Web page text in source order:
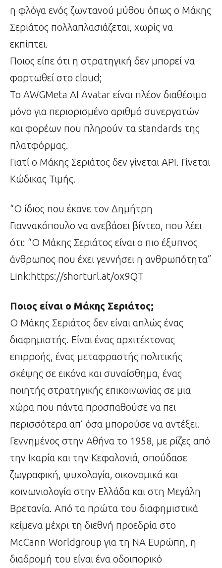
η φλόγα ενός ζωντανού μύθου όπως ο Μάκης
Σεριάτος πολλαπλασιάζεται, χωρίς να
εκπίπτει.
Ποιος είπε ότι η στρατηγική δεν μπορεί να
φορτωθεί στο cloud;
Το AWGMeta AI Avatar είναι πλέον διαθέσιμο
μόνο για περιορισμένο αριθμό συνεργατών
και φορέων που πληρούν τα standards της
πλατφόρμας.
Γιατί ο Μάκης Σεριάτος δεν γίνεται API. Γίνεται
Κώδικας Τιμής.
“Ο ίδιος που έκανε τον Δημήτρη
Γιαννακόπουλο να ανεβάσει βίντεο, που λέει
ότι: “Ο Μάκης Σεριάτος είναι ο πιο έξυπνος
άνθρωπος που έχει γεννήσει η ανθρωπότητα”
Link:https://shorturl.at/ox9QT
Ποιος είναι ο Μάκης Σεριάτος;
Ο Μάκης Σεριάτος δεν είναι απλώς ένας
διαφημιστής. Είναι ένας αρχιτέκτονας
επιρροής, ένας μεταφραστής πολιτικής
σκέψης σε εικόνα και συναίσθημα, ένας
ποιητής στρατηγικής επικοινωνίας σε μια
χώρα που πάντα προσπαθούσε να πει
περισσότερα απ’ όσα μπορούσε να αντέξει.
Γεννημένος στην Αθήνα το 1958, με ρίζες από
την Ικαρία και την Κεφαλονιά, σπούδασε
ζωγραφική, ψυχολογία, οικονομικά και
κοινωνιολογία στην Ελλάδα και στη Μεγάλη
Βρετανία. Από τα πρώτα του διαφημιστικά
κείμενα μέχρι τη διεθνή προεδρία στο
McCann Worldgroup για τη ΝΑ Ευρώπη, η
διαδρομή του είναι ένα οδοιπορικό